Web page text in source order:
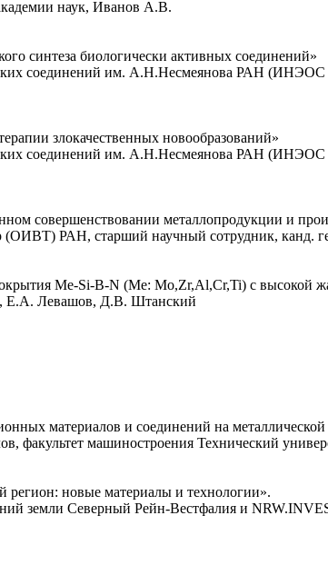
наук, Иванов А.В.
синтеза биологически активных соединений»
соединений им. А.Н.Несмеянова РАН
злокачественных новообразований»
соединений им. А.Н.Несмеянова РАН
совершенствовании металлопродукции и
РАН, старший научный сотрудник, канд.
Me-Si-B-N (Me: Mo,Zr,Al,Cr,Ti) с высокой
Левашов, Д.В. Штанский
материалов и соединений на
факультет машиностроения Технический
новые материалы и технологии».
земли Северный Рейн-Вестфалия и